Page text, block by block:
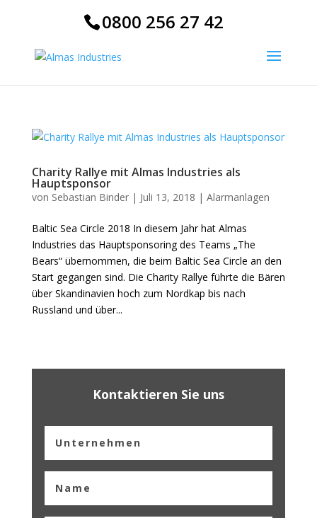
0800 256 27 42
Charity Rallye mit Almas Industries als
Hauptsponsor
von Sebastian Binder| Juli 13, 2018 | Alarmanlagen
Baltic Sea Circle 2018 In diesem Jahr hat Almas
Industries das Hauptsponsoring des Teams „The
Bears“ übernommen, die beim Baltic Sea Circle an den
Start gegangen sind. Die Charity Rallye führte die Bären
über Skandinavien hoch zum Nordkap bis nach
Russland und über...
Kontaktieren Sie uns